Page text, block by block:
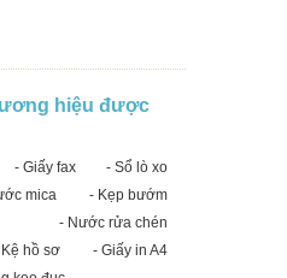
hiệu được
- Giấy fax
- Sổ lò xo
mica
- Kẹp bướm
- Nước rửa chén
hồ sơ
- Giấy in A4